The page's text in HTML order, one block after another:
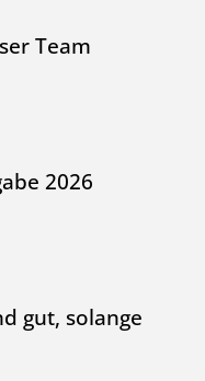
Team
2026
gut, solange